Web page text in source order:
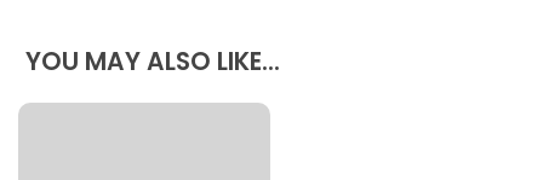
YOU MAY ALSO LIKE...